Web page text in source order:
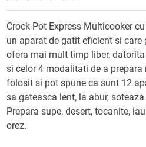
Crock-Pot Express Multicooker
un aparat de gatit eficient si care
ofera mai mult timp liber,
si celor 4 modalitati de a prepara
folosit si pot spune ca sunt 12
sa gateasca lent, la abur,
Prepara supe, desert, tocanite,
orez.